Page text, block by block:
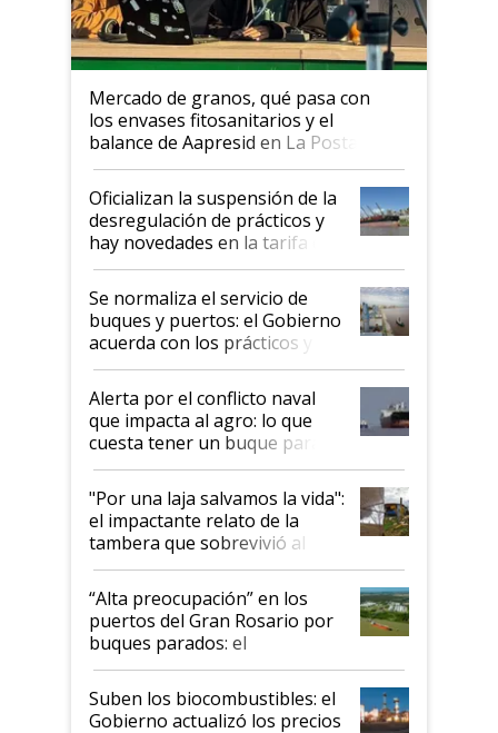
Mercado de granos, qué pasa con
los envases fitosanitarios y el
balance de Aapresid en La Posta
Oficializan la suspensión de la
desregulación de prácticos y
hay novedades en la tarifa de
la hidrovía
Se normaliza el servicio de
buques y puertos: el Gobierno
acuerda con los prácticos y
suspende el decreto de
desregulación
Alerta por el conflicto naval
que impacta al agro: lo que
cuesta tener un buque parado
y el peligro de que Argentina
pase a ser "país sucio"
"Por una laja salvamos la vida":
el impactante relato de la
tambera que sobrevivió al
tornado
“Alta preocupación” en los
puertos del Gran Rosario por
buques parados: el
funcionamiento de las
exportadoras en tensión tras
la medida de fuerza de los
Suben los biocombustibles: el
Gobierno actualizó los precios